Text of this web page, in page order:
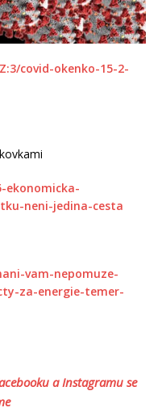
covid-okenko-15-2-
ekonomicka-
neni-jedina-cesta
vam-nepomuze-
za-energie-temer-
a Instagramu se